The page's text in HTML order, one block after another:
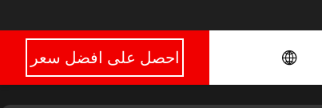
احصل على افضل سعر